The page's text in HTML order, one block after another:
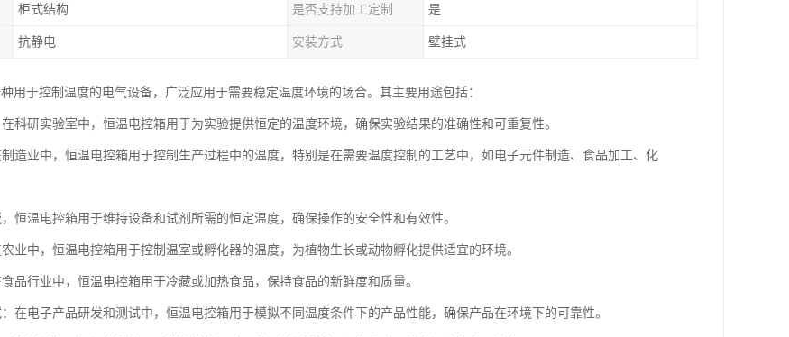
柜式结构 是否支持加工定制 是
抗静电 安装方式 壁挂式
用于控制温度的电气设备，广泛应用于需要稳定温度环境的场合。其主要用途包括：
科研实验室中，恒温电控箱用于为实验提供恒定的温度环境，确保实验结果的准确性和可重复性。
造业中，恒温电控箱用于控制生产过程中的温度，特别是在需要温度控制的工艺中，如电子元件制造、食品加工、化
恒温电控箱用于维持设备和试剂所需的恒定温度，确保操作的安全性和有效性。
业中，恒温电控箱用于控制温室或孵化器的温度，为植物生长或动物孵化提供适宜的环境。
品行业中，恒温电控箱用于冷藏或加热食品，保持食品的新鲜度和质量。
在电子产品研发和测试中，恒温电控箱用于模拟不同温度条件下的产品性能，确保产品在环境下的可靠性。